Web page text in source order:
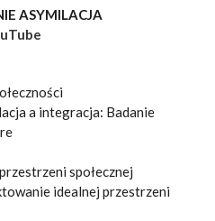
ASYMILACJA
a integracja: Badanie
społecznej
idealnej przestrzeni